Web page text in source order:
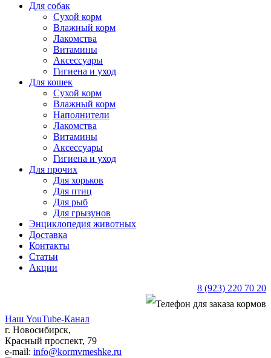
Для собак
Сухой корм
Влажный корм
Лакомства
Витамины
Аксессуары
Гигиена и уход
Для кошек
Сухой корм
Влажный корм
Наполнители
Лакомства
Витамины
Аксессуары
Гигиена и уход
Для прочих
Для хорьков
Для птиц
Для рыб
Для грызунов
Энциклопедия животных
Доставка
Контакты
Статьи
Акции
8 (923) 220 70 20
Наш YouTube-Канал
г. Новосибирск,
Красный проспект, 79
e-mail: info@kormvmeshke.ru